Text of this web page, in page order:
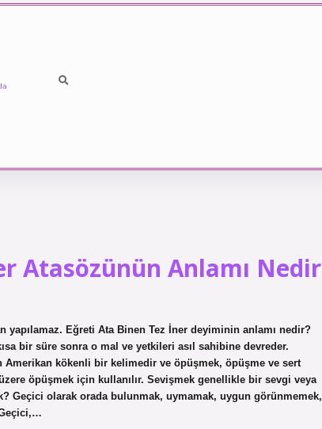
Atasözünün Anlamı Nedir
yapılamaz. Eğreti Ata Binen Tez İner deyiminin anlamı nedir?
bir süre sonra o mal ve yetkileri asıl sahibine devreder.
Amerikan kökenli bir kelimedir ve öpüşmek, öpüşme ve sert
öpüşmek için kullanılır. Sevişmek genellikle bir sevgi veya
Geçici olarak orada bulunmak, uymamak, uygun görünmemek,